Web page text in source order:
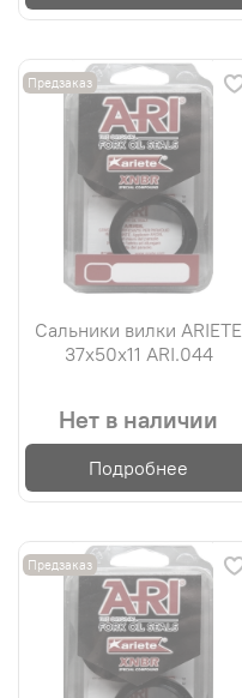
Предзаказ
Сальники вилки ARIETE
37х50х11 ARI.044
Нет в наличии
Подробнее
Предзаказ